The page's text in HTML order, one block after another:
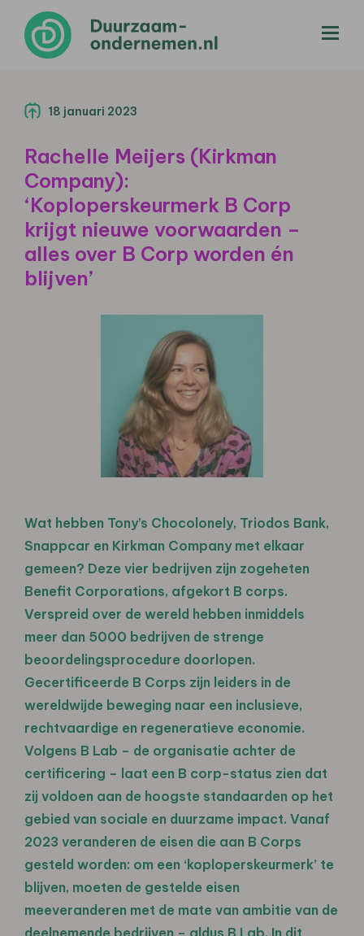
18 januari 2023
Rachelle Meijers (Kirkman
Company):
‘Koploperskeurmerk B Corp
krijgt nieuwe voorwaarden –
alles over B Corp worden én
blijven’
Wat hebben Tony’s Chocolonely, Triodos Bank,
Snappcar en Kirkman Company met elkaar
gemeen? Deze vier bedrijven zijn zogeheten
Benefit Corporations, afgekort B corps.
Verspreid over de wereld hebben inmiddels
meer dan 5000 bedrijven de strenge
beoordelingsprocedure doorlopen.
Gecertificeerde B Corps zijn leiders in de
wereldwijde beweging naar een inclusieve,
rechtvaardige en regeneratieve economie.
Volgens B Lab – de organisatie achter de
certificering – laat een B corp-status zien dat
zij voldoen aan de hoogste standaarden op het
gebied van sociale en duurzame impact. Vanaf
2023 veranderen de eisen die aan B Corps
gesteld worden: om een ‘koploperskeurmerk’ te
blijven, moeten de gestelde eisen
meeveranderen met de mate van ambitie van de
deelnemende bedrijven – aldus B Lab. In dit